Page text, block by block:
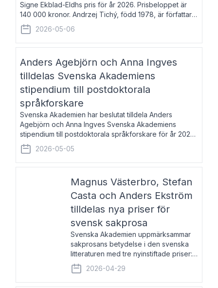
Signe Ekblad-Eldhs pris för år 2026. Prisbeloppet är
140 000 kronor. Andrzej Tichý, född 1978, är författare
och kulturskribent. Han debuterade 2005 med den
lovordade romanen Sex liter l
2026-05-06
Anders Agebjörn och Anna Ingves
tilldelas Svenska Akademiens
stipendium till postdoktorala
språkforskare
Svenska Akademien har beslutat tilldela Anders
Agebjörn och Anna Ingves Svenska Akademiens
stipendium till postdoktorala språkforskare för år 2026.
Stipendiebeloppet är 75 000 kronor per mottagare.
Anders Agebjörn, född 1984, är universitet
2026-05-05
Magnus Västerbro, Stefan
Casta och Anders Ekström
tilldelas nya priser för
svensk sakprosa
Svenska Akademien uppmärksammar
sakprosans betydelse i den svenska
litteraturen med tre nyinstiftade priser:
Svenska Akademiens pris till
framstående författare av svensk
sakprosa som i år går till Magnus
2026-04-29